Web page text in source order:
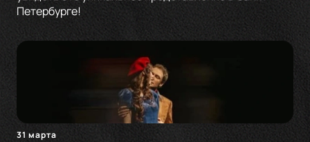
Петербурге!
31 марта